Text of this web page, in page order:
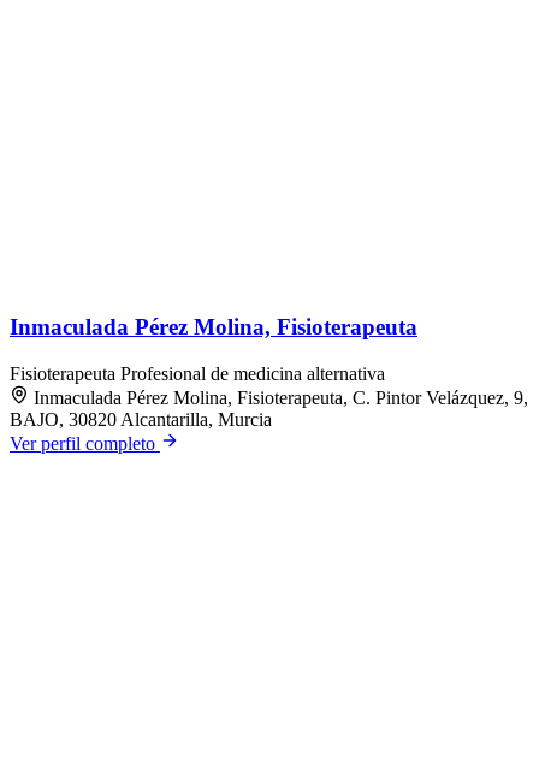
Inmaculada Pérez Molina, Fisioterapeuta
Fisioterapeuta Profesional de medicina alternativa
Inmaculada Pérez Molina, Fisioterapeuta, C. Pintor Velázquez, 9,
BAJO, 30820 Alcantarilla, Murcia
Ver perfil completo